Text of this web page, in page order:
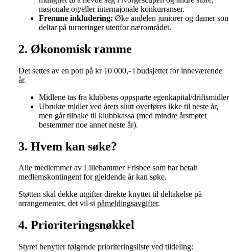
nasjonale og/eller internajonale konkurranser.
Fremme inkludering: Øke andelen juniorer og damer
deltar på turneringer utenfor nærområdet.
2. Økonomisk ramme
Det settes av en pott på kr 10 000,- i budsjettet for inneværende
år.
Midlene tas fra klubbens oppsparte egenkapital/
Ubrukte midler ved årets slutt overføres ikke til neste år,
men går tilbake til klubbkassa (med mindre årsmøtet
bestemmer noe annet neste år).
3. Hvem kan søke?
Alle medlemmer av Lillehammer Frisbee som har betalt
medlemskontingent for gjeldende år kan søke.
Støtten skal dekke utgifter direkte knyttet til deltakelse på
arrangementer, det vil si påmeldingsavgifter.
4. Prioriteringsnøkkel
Styret benytter følgende prioriteringsliste ved tildeling: